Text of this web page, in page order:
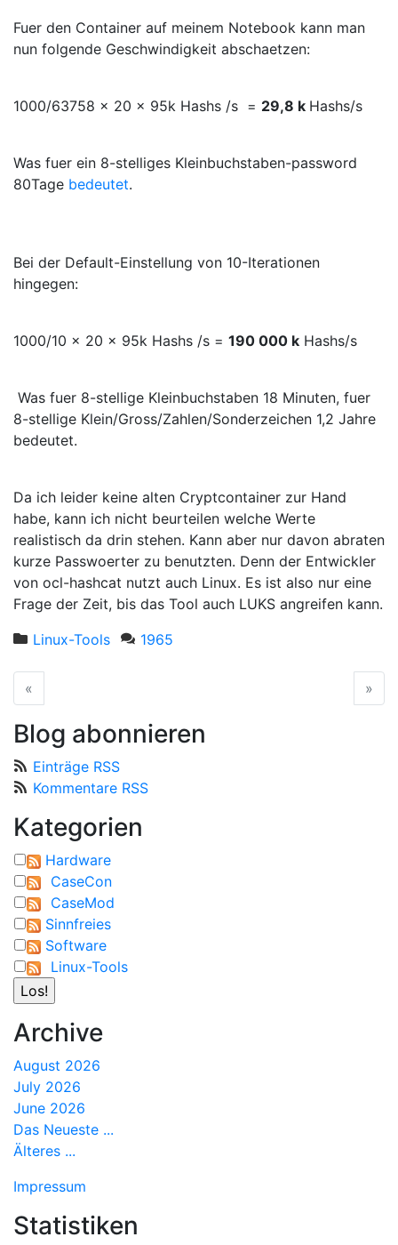
Fuer den Container auf meinem Notebook kann man
nun folgende Geschwindigkeit abschaetzen:
1000/63758 x 20 x 95k Hashs /s = 29,8 k Hashs/s
Was fuer ein 8-stelliges Kleinbuchstaben-password
80Tage bedeutet.
Bei der Default-Einstellung von 10-Iterationen
hingegen:
1000/10 x 20 x 95k Hashs /s = 190 000 k Hashs/s
Was fuer 8-stellige Kleinbuchstaben 18 Minuten, fuer
8-stellige Klein/Gross/Zahlen/Sonderzeichen 1,2 Jahre
bedeutet.
Da ich leider keine alten Cryptcontainer zur Hand
habe, kann ich nicht beurteilen welche Werte
realistisch da drin stehen. Kann aber nur davon abraten
kurze Passwoerter zu benutzten. Denn der Entwickler
von ocl-hashcat nutzt auch Linux. Es ist also nur eine
Frage der Zeit, bis das Tool auch LUKS angreifen kann.
Linux-Tools
1965
« »
Blog abonnieren
Einträge RSS
Kommentare RSS
Kategorien
Hardware
CaseCon
CaseMod
Sinnfreies
Software
Linux-Tools
Archive
August 2026
July 2026
June 2026
Das Neueste ...
Älteres ...
Impressum
Statistiken